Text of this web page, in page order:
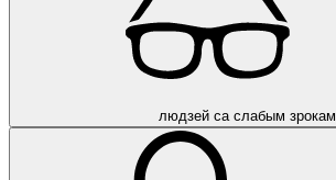
людзей са слабым зрокам